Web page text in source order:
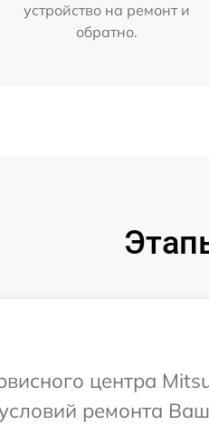
устройство на ремонт и
обратно.
центра
ремонта